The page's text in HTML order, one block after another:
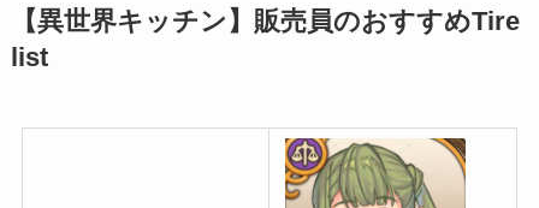
【異世界キッチン】販売員のおすすめTire
list